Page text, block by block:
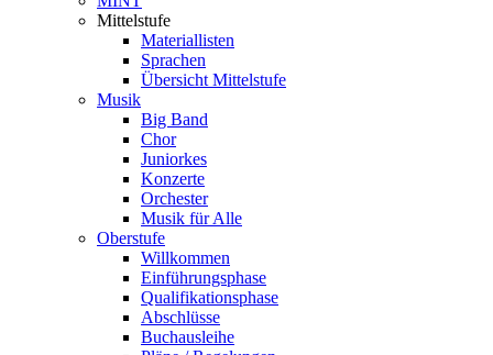
Mittelstufe
Materiallisten
Sprachen
Übersicht Mittelstufe
Musik
Big Band
Chor
Juniorkes
Konzerte
Orchester
Musik für Alle
Oberstufe
Willkommen
Einführungsphase
Qualifikationsphase
Abschlüsse
Buchausleihe